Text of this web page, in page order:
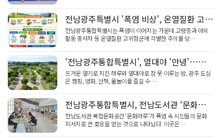
전남광주특별시 '폭염 비상', 온열질환 고위험군 특별 주의 당부
전남광주통합특별시는 폭염이 이어지는 가운데 고령층과 야외
활동 종사자 등 온열질환 고위험군에 각별한 주의를 당…
'전남광주통합특별시', 열대야 '안녕'…광주 도심 '하룻밤 피서'
뜨거운 열기로 지친 하루와 열대야로 잠 못 이루는 밤, 광주 도심
은 캠핑, 영화, 산책, 물놀이를 즐길 수 …
전남광주통합특별시, 전남도서관 ‘문화마루’ 폭염 속 문화피서지 '흥행'
전남도서관 복합문화공간 ‘문화마루’가 폭염 속 시민들의 문화
피서지로 큰 호응을 얻는 것으로 나타났다. 이곳은…